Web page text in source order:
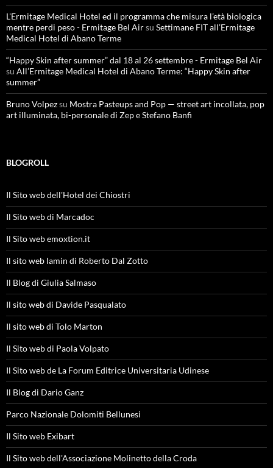
L'Ermitage Medical Hotel ed il programma che misura l’età biologica
mentre perdi peso - Ermitage Bel Airsu Settimane FIT all’Ermitage
Medical Hotel di Abano Terme
“Happy Skin after summer” dal 18 al 26 settembre - Ermitage Bel Air
su All’Ermitage Medical Hotel di Abano Terme: “Happy Skin after
summer”
Bruno Volpezsu Mostra Pasteups and Pop — street art incollata, pop
art illuminata, bi-personale di Zep e Stefano Banfi
BLOGROLL
Il Sito web dell'Hotel dei Chiostri
Il Sito web di Marcadoc
Il Sito web emoxtion.it
Il sito web Iamin di Roberto Dal Zotto
Il Blog di Giulia Salmaso
Il sito web di Davide Pasqualato
Il sito web di Tolo Marton
Il Sito web di Paola Volpato
Il Sito web de La Forum Editrice Universitaria Udinese
Il Blog di Dario Ganz
Parco Nazionale Dolomiti Bellunesi
Il Sito web Exibart
Il Sito web dell'Associazione Molinetto della Croda